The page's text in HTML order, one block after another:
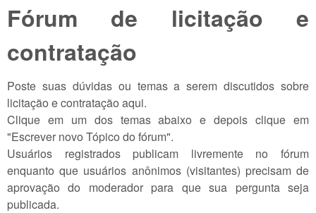
Fórum de licitação e
contratação
Poste suas dúvidas ou temas a serem discutidos sobre
licitação e contratação aqui.
Clique em um dos temas abaixo e depois clique em
"Escrever novo Tópico do fórum".
Usuários registrados publicam livremente no fórum
enquanto que usuários anônimos (visitantes) precisam de
aprovação do moderador para que sua pergunta seja
publicada.